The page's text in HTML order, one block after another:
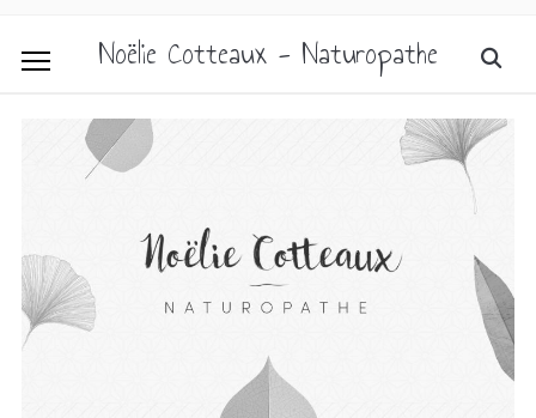
Noëlie Cotteaux - Naturopathe